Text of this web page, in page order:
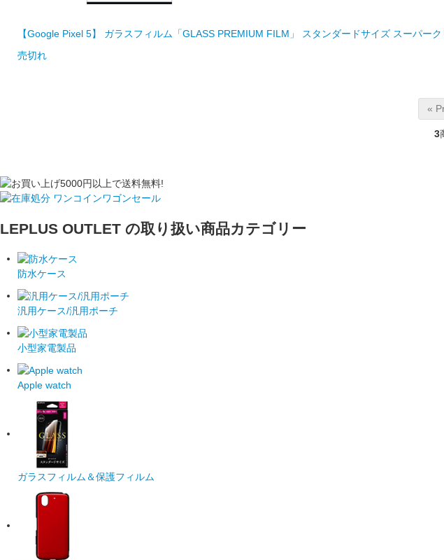
【Google Pixel 5】 ガラスフィルム「GLASS PREMIUM FILM」 スタンダードサイズ スーパーク
売切れ
«
3
LEPLUS OUTLET の取り扱い商品カテゴリー
防水ケース
汎用ケース/汎用ポーチ
小型家電製品
Apple watch
ガラスフィルム＆保護フィルム